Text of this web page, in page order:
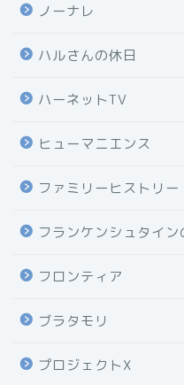
ノーナレ
ハルさんの休日
ハーネットTV
ヒューマニエンス
ファミリーヒストリー
フランケンシュタイン
フロンティア
ブラタモリ
プロジェクトX